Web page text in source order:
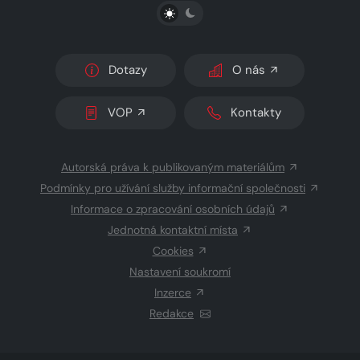
PŘEPNOUT SVĚTLÝ/TMAVÝ REŽIM
Dotazy O nás
VOP Kontakty
Autorská práva k publikovaným materiálům
Podmínky pro užívání služby informační společnosti
Informace o zpracování osobních údajů
Jednotná kontaktní místa
Cookies
Nastavení soukromí
Inzerce
Redakce